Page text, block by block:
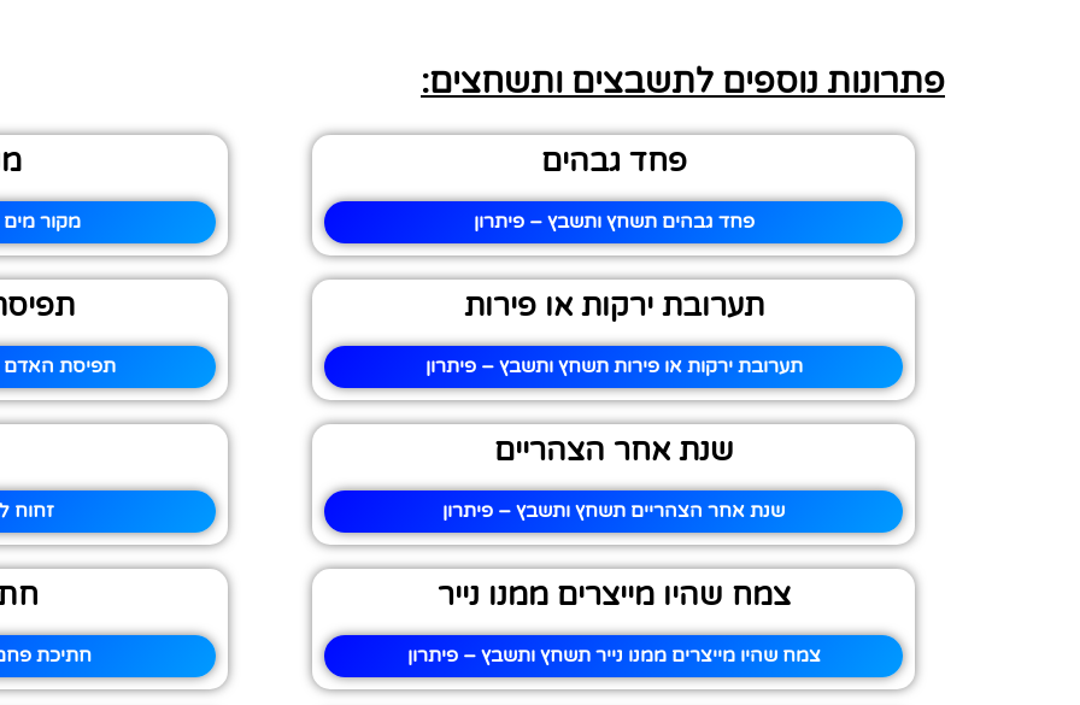
פתרונות נוספים לתשבצים ותשחצים:
פחד גבהים
פחד גבהים תשחץ ותשבץ – פיתרון מקור מים
תערובת ירקות או פירות
תערובת ירקות או פירות תשחץ ותשבץ – פיתרון תפיסת האדם
שנת אחר הצהריים
שנת אחר הצהריים תשחץ ותשבץ – פיתרון זחוח
צמח שהיו מייצרים ממנו נייר
צמח שהיו מייצרים ממנו נייר תשחץ ותשבץ – פיתרון חתיכת